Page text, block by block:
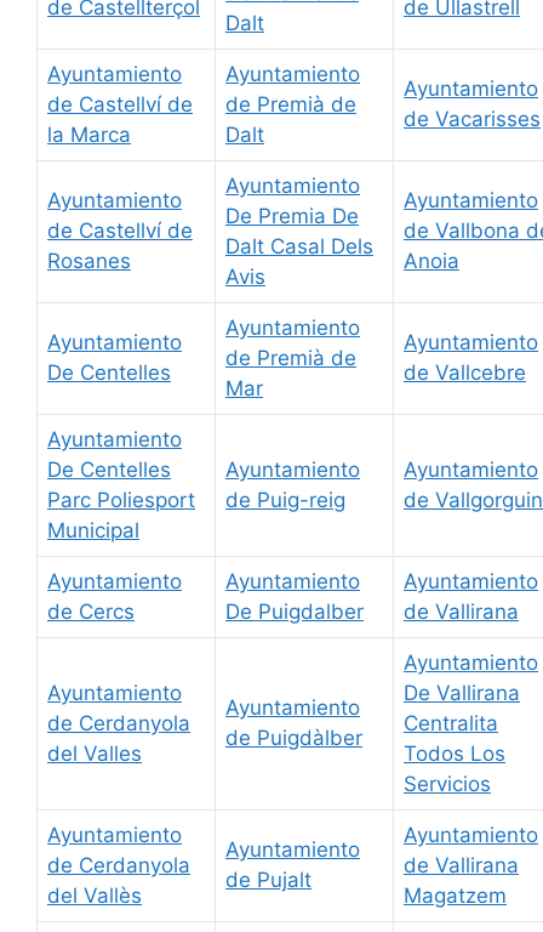
de Castellterçol
Dalt
de Ullastrell
Ayuntamiento
de Castellví de
la Marca
Ayuntamiento
de Premià de
Dalt
Ayuntamiento
de Vacarisses
Ayuntamiento
de Castellví de
Rosanes
Ayuntamiento
De Premia De
Dalt Casal Dels
Avis
Ayuntamiento
de Vallbona
Anoia
Ayuntamiento
De Centelles
Ayuntamiento
de Premià de
Mar
Ayuntamiento
de Vallcebre
Ayuntamiento
De Centelles
Parc Poliesport
Municipal
Ayuntamiento
de Puig-reig
Ayuntamiento
de
Ayuntamiento
de Cercs
Ayuntamiento
De Puigdalber
Ayuntamiento
de Vallirana
Ayuntamiento
de Cerdanyola
del Valles
Ayuntamiento
de Puigdàlber
Ayuntamiento
De Vallirana
Centralita
Todos Los
Servicios
Ayuntamiento
de Cerdanyola
del Vallès
Ayuntamiento
de Pujalt
Ayuntamiento
de Vallirana
Magatzem